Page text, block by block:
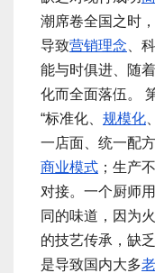
潮席卷全国之时
导致营销理念 、
能与时俱进、随
化而全面落伍。
“标准化、 规模化
一店面、统一配
商业模式 ；生产
对接。一个厨师
同的味道，因为
的技艺传承，缺
是导致国内大多